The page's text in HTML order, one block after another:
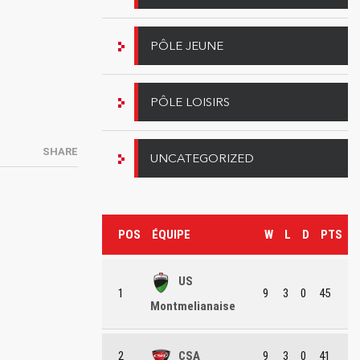
SHARE
PÔLE JEUNE
PÔLE LOISIRS
UNCATEGORIZED
POS ÉQUIPE W L D PTS
1
US
Montmelianaise
9 3 0 45
2 CSA 9 3 0 41